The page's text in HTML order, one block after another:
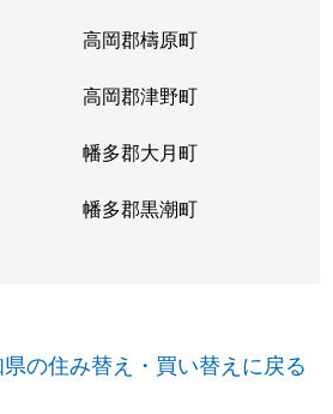
高岡郡檮原町
高岡郡津野町
幡多郡大月町
幡多郡黒潮町
の住み替え・買い替えに戻る